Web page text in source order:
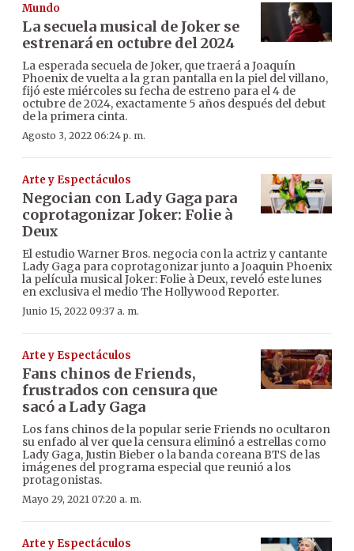
Mundo
La secuela musical de Joker se
estrenará en octubre del 2024
La esperada secuela de Joker, que traerá a Joaquín
Phoenix de vuelta a la gran pantalla en la piel del villano,
fijó este miércoles su fecha de estreno para el 4 de
octubre de 2024, exactamente 5 años después del debut
de la primera cinta.
Agosto 3, 2022 06:24 p. m.
Arte y Espectáculos
Negocian con Lady Gaga para
coprotagonizar Joker: Folie à
Deux
El estudio Warner Bros. negocia con la actriz y cantante
Lady Gaga para coprotagonizar junto a Joaquin Phoenix
la película musical Joker: Folie à Deux, reveló este lunes
en exclusiva el medio The Hollywood Reporter.
Junio 15, 2022 09:37 a. m.
Arte y Espectáculos
Fans chinos de Friends,
frustrados con censura que
sacó a Lady Gaga
Los fans chinos de la popular serie Friends no ocultaron
su enfado al ver que la censura eliminó a estrellas como
Lady Gaga, Justin Bieber o la banda coreana BTS de las
imágenes del programa especial que reunió a los
protagonistas.
Mayo 29, 2021 07:20 a. m.
Arte y Espectáculos